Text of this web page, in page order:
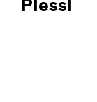
Plessl